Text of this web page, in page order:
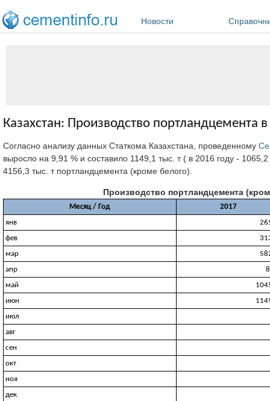
Новости
Казахстан: Производство портландцемента
Согласно анализу данных Статкома Казахстана, проведенному
выросло на 9,91 % и составило 1149,1 тыс. т ( в 2016 году -
4156,3 тыс. т портландцемента (кроме белого).
Производство портландцемента
Месяц / Год
2017
янв
фев
мар
апр
май
июн
июл
авг
сен
окт
ноя
дек